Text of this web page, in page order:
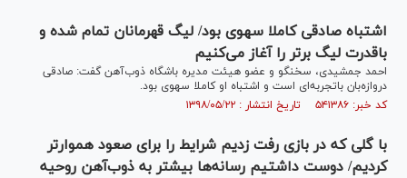
اشتباه صادقی کاملا سهوی بود/ لیگ قهرمانان تمام شده و
باقدرت لیگ برتر را آغاز می‌کنیم
احمد جمشیدی، سخنگو و عضو هیئت مدیره باشگاه ذوب‌آهن گفت: صادقی
دروازه‌بان باتجربه‌ای است و اشتباه او کاملا سهوی بود.
کد خبر: ۵۴۱۳۸۶ تاریخ انتشار : ۱۳۹۸/۰۵/۲۲
با گلی که در بازی رفت زدیم شرایط را برای صعود هموارتر
کردیم/ دوست داشتیم رسانه‌ها بیشتر به ذوب‌آهن روحیه